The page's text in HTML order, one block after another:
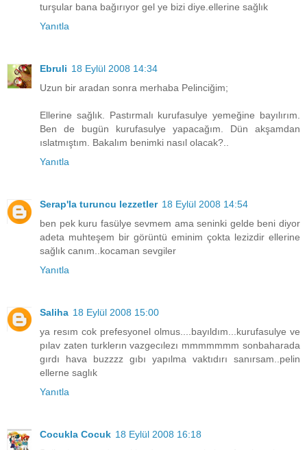
turşular bana bağırıyor gel ye bizi diye.ellerine sağlık
Yanıtla
Ebruli 18 Eylül 2008 14:34
Uzun bir aradan sonra merhaba Pelinciğim;
Ellerine sağlık. Pastırmalı kurufasulye yemeğine bayılırım.
Ben de bugün kurufasulye yapacağım. Dün akşamdan
ıslatmıştım. Bakalım benimki nasıl olacak?..
Yanıtla
Serap'la turuncu lezzetler 18 Eylül 2008 14:54
ben pek kuru fasülye sevmem ama seninki gelde beni diyor
adeta muhteşem bir görüntü eminim çokta lezizdir ellerine
sağlık canım..kocaman sevgiler
Yanıtla
Saliha 18 Eylül 2008 15:00
ya resım cok prefesyonel olmus....bayıldım...kurufasulye ve
pılav zaten turklerın vazgecılezı mmmmmmm sonbaharada
gırdı hava buzzzz gıbı yapılma vaktıdırı sanırsam..pelin
ellerne saglık
Yanıtla
Cocukla Cocuk 18 Eylül 2008 16:18